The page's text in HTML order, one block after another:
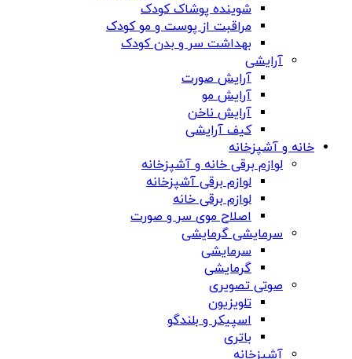
شوینده پوشاک کودک
مراقبت از پوست و مو کودک
بهداشت سر و بدن کودک
آرایشی
آرایش صورت
آرایش مو
آرایش ناخن
کیف آرایشی
خانه و آشپزخانه
لوازم برقی خانه و آشپزخانه
لوازم برقی آشپزخانه
لوازم برقی خانه
اصلاح موی سر و صورت
سرمایشی گرمایشی
سرمایشی
گرمایشی
صوتی تصویری
تلویزیون
اسپیکر و بلندگو
باتری
آشپزخانه